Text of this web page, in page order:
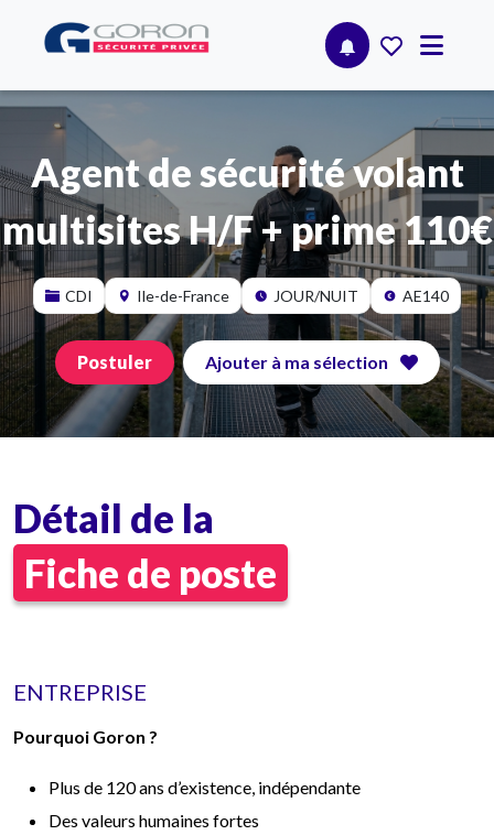
Agent de sécurité volant
multisites H/F + prime 110€
CDI Ile-de-France JOUR/NUIT AE140
Postuler Ajouter à ma sélection
Détail de la
Fiche de poste
ENTREPRISE
Pourquoi Goron ?
Plus de 120 ans d’existence, indépendante
Des valeurs humaines fortes